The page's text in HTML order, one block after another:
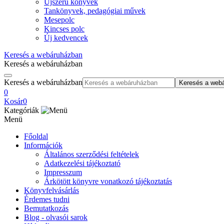
Újszerű könyvek
Tankönyvek, pedagógiai művek
Mesepolc
Kincses polc
Új kedvencek
Keresés a webáruházban
Keresés a webáruházban
Keresés a webáruházban Keresés a
0
Kosár0
Kategóriák
Menü
Főoldal
Információk
Általános szerződési feltételek
Adatkezelési tájékoztató
Impresszum
Árkötött könyvre vonatkozó tájékoztatás
Könyvfelvásárlás
Érdemes tudni
Bemutatkozás
Blog - olvasói sarok